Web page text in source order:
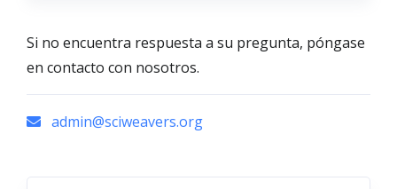
Si no encuentra respuesta a su pregunta, póngase
en contacto con nosotros.
admin@sciweavers.org